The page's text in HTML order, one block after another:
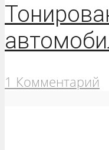
1 Комментарий